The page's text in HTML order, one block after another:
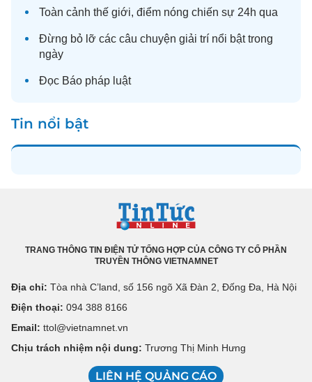
Toàn cảnh thế giới, điểm nóng chiến sự 24h qua
Đừng bỏ lỡ các câu chuyện giải trí nổi bật trong
ngày
Đọc Báo pháp luật
Tin nổi bật
TRANG THÔNG TIN ĐIỆN TỬ TỔNG HỢP CỦA CÔNG TY CỔ PHẦN
TRUYỀN THÔNG VIETNAMNET
Địa chỉ: Tòa nhà C’land, số 156 ngõ Xã Đàn 2, Đống Đa, Hà Nội
Điện thoại: 094 388 8166
Email: ttol@vietnamnet.vn
Chịu trách nhiệm nội dung: Trương Thị Minh Hưng
LIÊN HỆ QUẢNG CÁO